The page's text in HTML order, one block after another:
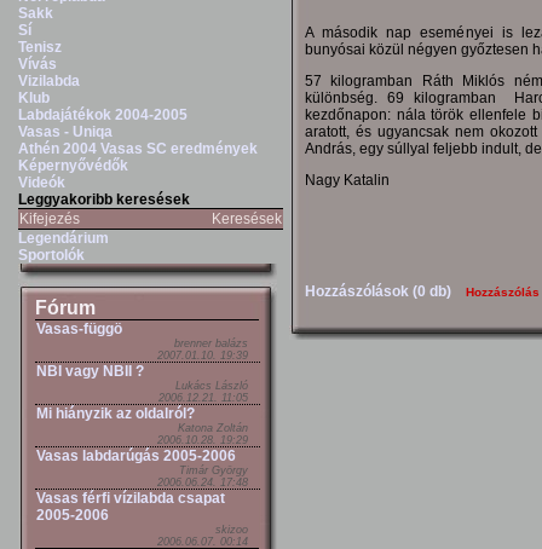
Sakk
Sí
Tenisz
Vívás
Vizilabda
Klub
Labdajátékok 2004-2005
Vasas - Uniqa
Athén 2004 Vasas SC eredmények
Képernyővédők
Videók
Leggyakoribb keresések
Kifejezés
Keresések
Legendárium
Sportolók
Fórum
Vasas-függö
brenner balázs
2007.01.10. 19:39
NBI vagy NBII ?
Lukács László
2006.12.21. 11:05
Mi hiányzik az oldalról?
Katona Zoltán
2006.10.28. 19:29
Vasas labdarúgás 2005-2006
Timár György
2006.06.24. 17:48
Vasas férfi vízilabda csapat
2005-2006
skizoo
2006.06.07. 00:14
A második nap eseményei is
bunyósai közül négyen győztesen
57 kilogramban Ráth Miklós
különbség. 69 kilogramban
kezdőnapon: nála török ellenfele
aratott, és ugyancsak nem
András, egy súllyal feljebb indult,
Nagy Katalin
Hozzászólások (0 db) Hozzászólás